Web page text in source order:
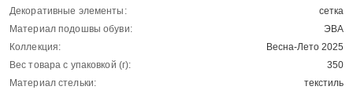
Декоративные элементы:
сетка
Материал подошвы обуви:
ЭВА
Коллекция:
Весна-Лето 2025
Вес товара с упаковкой (г):
350
Материал стельки:
текстиль